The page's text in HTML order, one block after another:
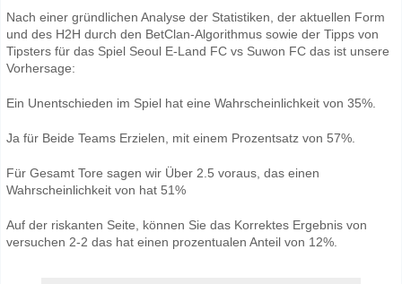
Nach einer gründlichen Analyse der Statistiken, der aktuellen Form
und des H2H durch den BetClan-Algorithmus sowie der Tipps von
Tipsters für das Spiel Seoul E-Land FC vs Suwon FC das ist unsere
Vorhersage:
Ein Unentschieden im Spiel hat eine Wahrscheinlichkeit von 35%.
Ja für Beide Teams Erzielen, mit einem Prozentsatz von 57%.
Für Gesamt Tore sagen wir Über 2.5 voraus, das einen
Wahrscheinlichkeit von hat 51%
Auf der riskanten Seite, können Sie das Korrektes Ergebnis von
versuchen 2-2 das hat einen prozentualen Anteil von 12%.